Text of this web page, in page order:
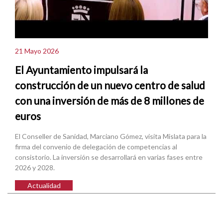
21 Mayo 2026
El Ayuntamiento impulsará la
construcción de un nuevo centro de salud
con una inversión de más de 8 millones de
euros
El Conseller de Sanidad, Marciano Gómez, visita Mislata para la
firma del convenio de delegación de competencias al
consistorio. La inversión se desarrollará en varias fases entre
2026 y 2028.
Actualidad